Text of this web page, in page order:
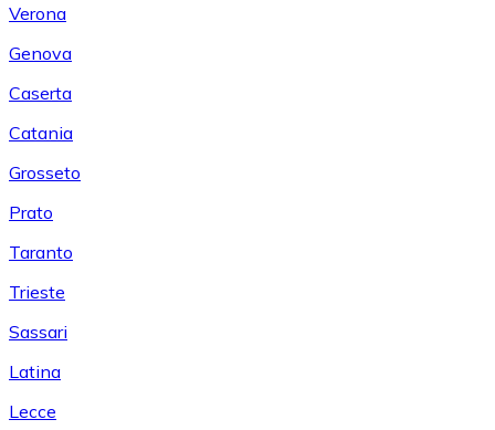
Verona
Genova
Caserta
Catania
Grosseto
Prato
Taranto
Trieste
Sassari
Latina
Lecce